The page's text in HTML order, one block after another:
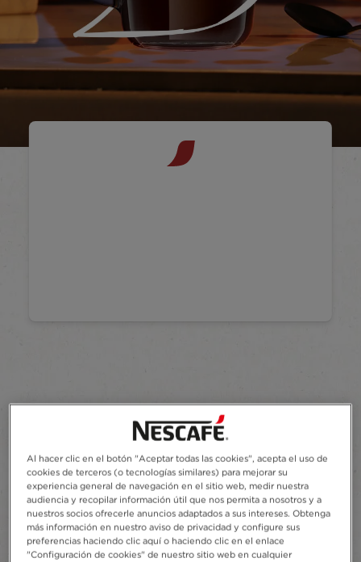
Selección
Tostado por expertos.
Cuidadosamente
elaborado.
Al hacer clic en el botón "Aceptar todas las cookies", acepta el uso de
cookies de terceros (o tecnologías similares) para mejorar su
experiencia general de navegación en el sitio web, medir nuestra
audiencia y recopilar información útil que nos permita a nosotros y a
nuestros socios ofrecerle anuncios adaptados a sus intereses. Obtenga
más información en nuestro aviso de privacidad y configure sus
preferencias haciendo clic aquí o haciendo clic en el enlace
"Configuración de cookies" de nuestro sitio web en cualquier